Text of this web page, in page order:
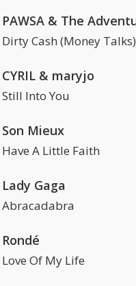
Dirty Cash (Money Talks)
CYRIL & maryjo
Still Into You
Son Mieux
Have A Little Faith
Lady Gaga
Abracadabra
Rondé
Love Of My Life